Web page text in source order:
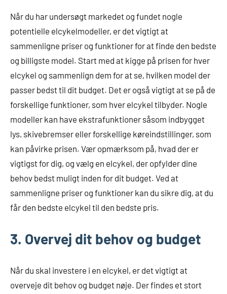
Når du har undersøgt markedet og fundet nogle
potentielle elcykelmodeller, er det vigtigt at
sammenligne priser og funktioner for at finde den bedste
og billigste model. Start med at kigge på prisen for hver
elcykel og sammenlign dem for at se, hvilken model der
passer bedst til dit budget. Det er også vigtigt at se på de
forskellige funktioner, som hver elcykel tilbyder. Nogle
modeller kan have ekstrafunktioner såsom indbygget
lys, skivebremser eller forskellige køreindstillinger, som
kan påvirke prisen. Vær opmærksom på, hvad der er
vigtigst for dig, og vælg en elcykel, der opfylder dine
behov bedst muligt inden for dit budget. Ved at
sammenligne priser og funktioner kan du sikre dig, at du
får den bedste elcykel til den bedste pris.
3. Overvej dit behov og budget
Når du skal investere i en elcykel, er det vigtigt at
overveje dit behov og budget nøje. Der findes et stort